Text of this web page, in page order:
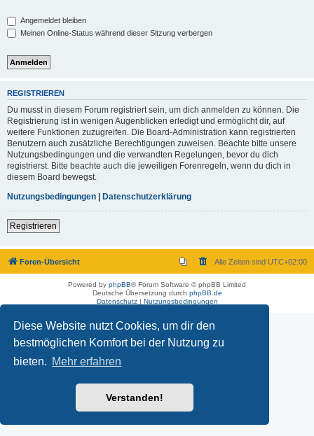
Diese Website nutzt Cookies, um dir den
bestmöglichen Komfort bei der Nutzung zu
bieten. Mehr erfahren
Verstanden!
Angemeldet bleiben
Meinen Online-Status während dieser Sitzung verbergen
REGISTRIEREN
Du musst in diesem Forum registriert sein, um dich anmelden zu können. Die
Registrierung ist in wenigen Augenblicken erledigt und ermöglicht dir, auf
weitere Funktionen zuzugreifen. Die Board-Administration kann registrierten
Benutzern auch zusätzliche Berechtigungen zuweisen. Beachte bitte unsere
Nutzungsbedingungen und die verwandten Regelungen, bevor du dich
registrierst. Bitte beachte auch die jeweiligen Forenregeln, wenn du dich in
diesem Board bewegst.
Nutzungsbedingungen | Datenschutzerklärung
Registrieren
Foren-Übersicht Alle Zeiten sind UTC+02:00
Powered by phpBB® Forum Software © phpBB Limited
Deutsche Übersetzung durch phpBB.de
Datenschutz| Nutzungsbedingungen